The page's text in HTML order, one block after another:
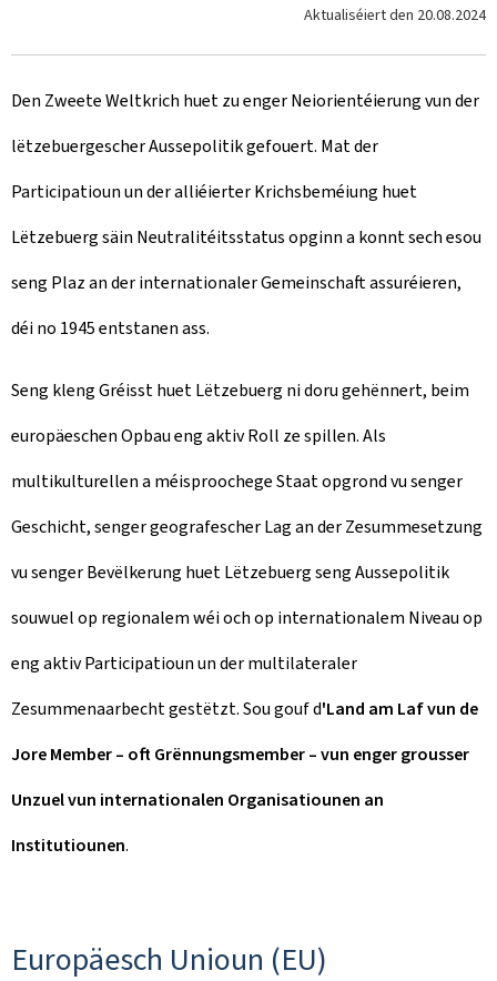
Aktualiséiert den 20.08.2024
Den Zweete Weltkrich huet zu enger Neiorientéierung vun der
lëtzebuergescher Aussepolitik gefouert. Mat der
Participatioun un der alliéierter Krichsbeméiung huet
Lëtzebuerg säin Neutralitéitsstatus opginn a konnt sech esou
seng Plaz an der internationaler Gemeinschaft assuréieren,
déi no 1945 entstanen ass.
Seng kleng Gréisst huet Lëtzebuerg ni doru gehënnert, beim
europäeschen Opbau eng aktiv Roll ze spillen. Als
multikulturellen a méisproochege Staat opgrond vu senger
Geschicht, senger geografescher Lag an der Zesummesetzung
vu senger Bevëlkerung huet Lëtzebuerg seng Aussepolitik
souwuel op regionalem wéi och op internationalem Niveau op
eng aktiv Participatioun un der multilateraler
Zesummenaarbecht gestëtzt. Sou gouf d'Land am Laf vun de
Jore Member – oft Grënnungsmember – vun enger grousser
Unzuel vun internationalen Organisatiounen an
Institutiounen.
Europäesch Unioun (EU)